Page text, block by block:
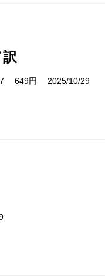
7 649円 2025/10/29